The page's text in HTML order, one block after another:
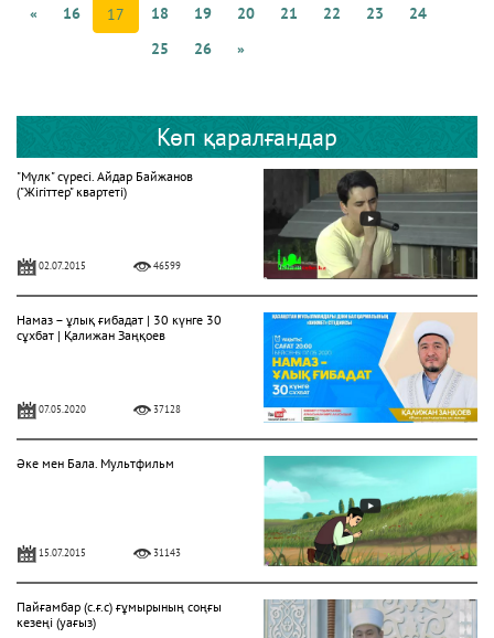
« 16 17 18 19 20 21 22 23
24
25
26 »
Көп қаралғандар
"Мүлк" сүресі. Айдар Байжанов
("Жігіттер" квартеті)
02.07.2015 46599
Намаз – ұлық ғибадат | 30 күнге 30
сұхбат | Қалижан Заңқоев
07.05.2020 37128
Әке мен Бала. Мультфильм
15.07.2015 31143
Пайғамбар (с.ғ.с) ғұмырының соңғы
кезеңі (уағыз)